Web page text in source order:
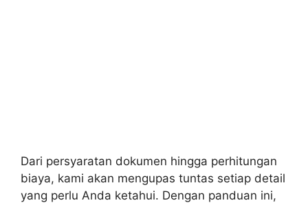
Dari persyaratan dokumen hingga perhitungan
biaya, kami akan mengupas tuntas setiap detail
yang perlu Anda ketahui. Dengan panduan ini,